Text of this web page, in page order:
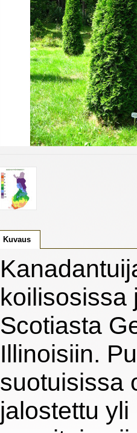
Kuvaus
koilisosissa
Scotiasta
Illinoisiin.
suotuisissa
jalostettu